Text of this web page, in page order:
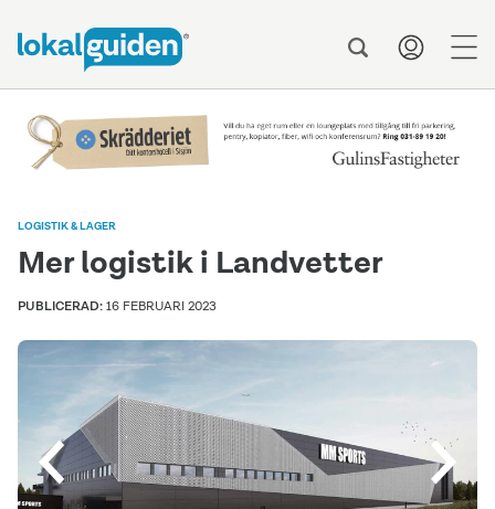
LOGISTIK & LAGER
Mer logistik i Landvetter
PUBLICERAD:16 FEBRUARI 2023